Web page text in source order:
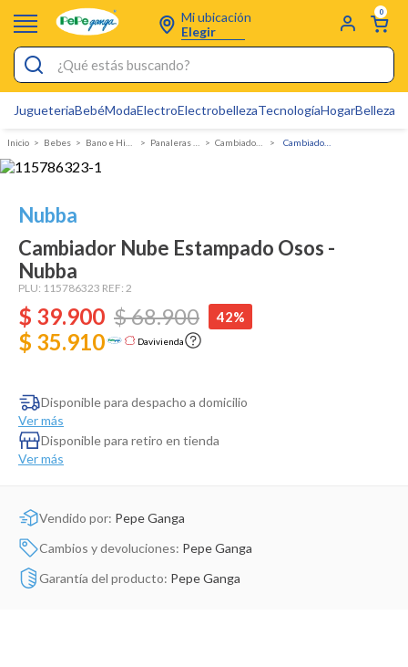
Mi ubicación
Elegir
0
¿Qué estás buscando?
JugueteriaBebéModaElectroElectrobellezaTecnologíaHogarBelleza
Bebes Bano e Higiene Panaleras y cambiadores Cambiadores
Nubba
Cambiador Nube Estampado Osos -
Nubba
PLU: 115786323 REF: 2
$ 39.900 $68.900 42%
$ 35.910 Davivienda
Disponible para despacho a domicilio
Ver más
Disponible para retiro en tienda
Ver más
Vendido por: Pepe Ganga
Cambios y devoluciones: Pepe Ganga
Garantía del producto: Pepe Ganga
Pijamas
Figuras Toy Story
Carters
Silla Mecedora Bebé
Bebes
Cuna Colecho
Dinosaurio Juguete